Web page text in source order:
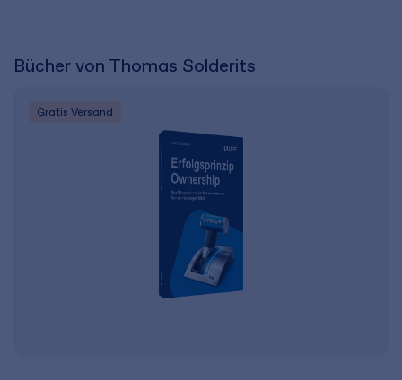
Bücher von Thomas Solderits
Gratis Versand